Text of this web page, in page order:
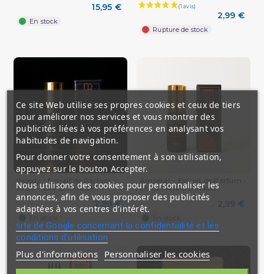
15,95 €
En stock
2,99 €
Rupture de stock
Woody - Extrait de Parfum -
Mixte - Roll On - Note...
2,99 €
Ameerat - Extrait de Parfum -
Mixte - Roll On - Note...
2,99 €
Ce site Web utilise ses propres cookies et ceux de tiers
pour améliorer nos services et vous montrer des
publicités liées à vos préférences en analysant vos
habitudes de navigation.
Pour donner votre consentement à son utilisation,
appuyez sur le bouton Accepter.
Nous utilisons des cookies pour personnaliser les
annonces, afin de vous proposer des publicités
adaptées à vos centres d'intérêt.
site de Google concernant la confidentialité et les
conditions d'utilisation
Plus d'informations Personnaliser les cookies